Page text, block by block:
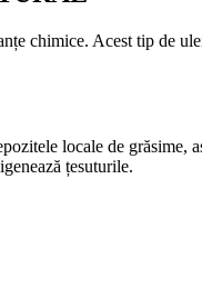
chimice. Acest tip de
locale de grăsime,
țesuturile.